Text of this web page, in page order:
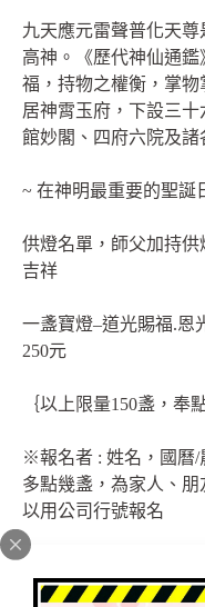
九天應元雷聲普化天
高神。《歷代神仙通
福，持物之權衡，掌
居神霄玉府，下設三
館妙閣、四府六院及諸
~ 在神明最重要的聖誕
供燈名單，師父加持
吉祥
一盞寶燈–道光賜福.恩
250元
｛以上限量150盞，奉
※報名者 : 姓名，國曆/
多點幾盞，為家人、
以用公司行號報名
稟報-雷聲普化大天尊
業、解厄除災、運途